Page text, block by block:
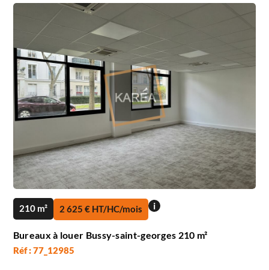
210 m² 2 625 € HT/HC/mois i
Bureaux à louer Bussy-saint-georges 210 m²
Réf : 77_12985